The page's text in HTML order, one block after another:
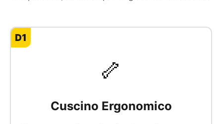
D1
🦴
Cuscino Ergonomico